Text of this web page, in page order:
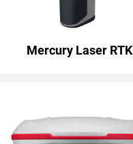
Mercury Laser RTK